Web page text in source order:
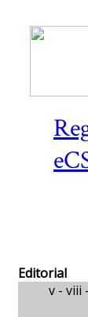
Editorial
v - viii -